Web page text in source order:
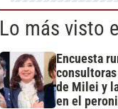
Lo más visto
Encuesta
de Milei y
en el